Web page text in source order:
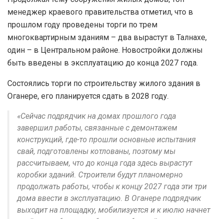
менеджер краевого правительства отметил, что в
прошлом году проведены торги по трем
многоквартирным зданиям – два вырастут в Талнахе,
один – в Центральном районе. Новостройки должны
быть введены в эксплуатацию до конца 2027 года.
Состоялись торги по строительству жилого здания в
Оганере, его планируется сдать в 2028 году.
«Сейчас подрядчик на домах прошлого года
завершил работы, связанные с демонтажем
конструкций, где-то прошли основные испытания
свай, подготовлены котлованы, поэтому мы
рассчитываем, что до конца года здесь вырастут
коробки зданий. Строители будут планомерно
продолжать работы, чтобы к концу 2027 года эти три
дома ввести в эксплуатацию. В Оганере подрядчик
выходит на площадку, мобилизуется и к июлю начнет